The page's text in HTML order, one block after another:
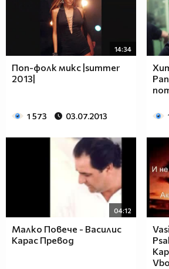
14:34
Поп-фолк микс |summer
2013|
1 573 03.07.2013
04:12
Малко Повече - Василис
Карас Превод